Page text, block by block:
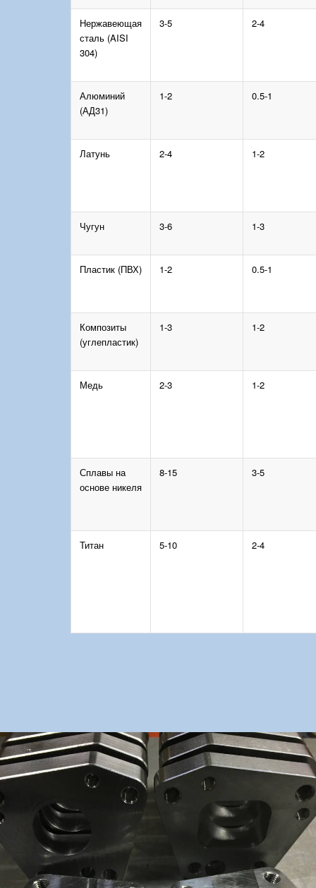
Нержавеющая
сталь (AISI
304)
3-5 2-4
Алюминий
(АД31)
1-2 0.5-1
Латунь 2-4 1-2
Чугун 3-6 1-3
Пластик (ПВХ) 1-2 0.5-1
Композиты
(углепластик)
1-3 1-2
Медь 2-3 1-2
Сплавы на
основе никеля
8-15 3-5
Титан 5-10 2-4